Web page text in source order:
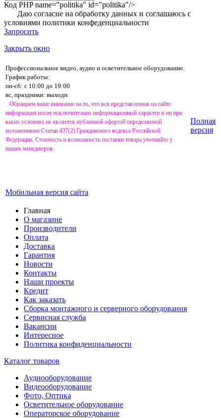
Код PHPname="politika" id="politika"/>
Даю согласие на обработку данных и соглашаюсь с
условиями политики конфеденциальности
Запросить
Закрыть окно
Профессиональное видео, аудио и осветительное оборудование.
График работы:
пн-сб: с 10:00 до 19:00
вс, праздники: выходн
Обращаем ваше внимание на то, что вся представленная на сайте
информация носит исключительно информационный характер и ни при
каких условиях не является публичной офертой определяемой
положениями Статьи 437(2) Гражданского кодекса Российской
Федерации. Стоимость и возможность поставки товара уточняйте у
наших менеджеров.
Мобильная версия сайта
Полная
версия
Главная
О магазине
Производители
Оплата
Доставка
Гарантия
Новости
Контакты
Наши проекты
Кредит
Как заказать
Сборка монтажного и серверного оборудования
Сервисная служба
Вакансии
Интересное
Политика конфиденциальности
Каталог товаров
Аудиооборудование
Видеооборудование
Фото, Оптика
Осветительное оборудование
Операторское оборудование